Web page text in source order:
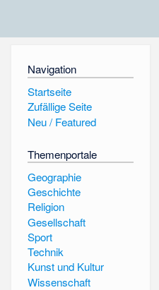
Navigation
Startseite
Zufällige Seite
Neu / Featured
Themenportale
Geographie
Geschichte
Religion
Gesellschaft
Sport
Technik
Kunst und Kultur
Wissenschaft